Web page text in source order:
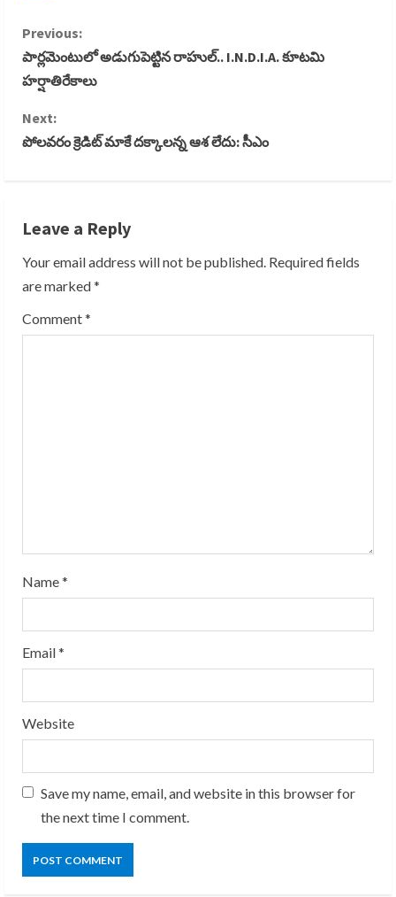
C
o
n
t
n
u
e
R
g
Previous:
పార్లమెంటులో అడుగుపెట్టిన రాహుల్.. I.N.D.I.A. కూటమి
హర్షాతిరేకాలు
Next:
పోలవరం క్రెడిట్ మాకే దక్కాలన్న ఆశ లేదు: సీఎం
Leave a Reply
Your email address will not be published. Required fields
are marked*
Comment*
Name*
Email*
Website
Save my name, email, and website in this browser for
the next time I comment.